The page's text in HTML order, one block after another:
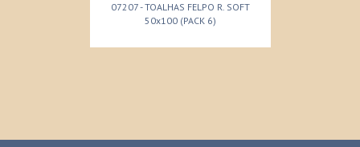
07207 - TOALHAS FELPO R. SOFT
50x100 (PACK 6)